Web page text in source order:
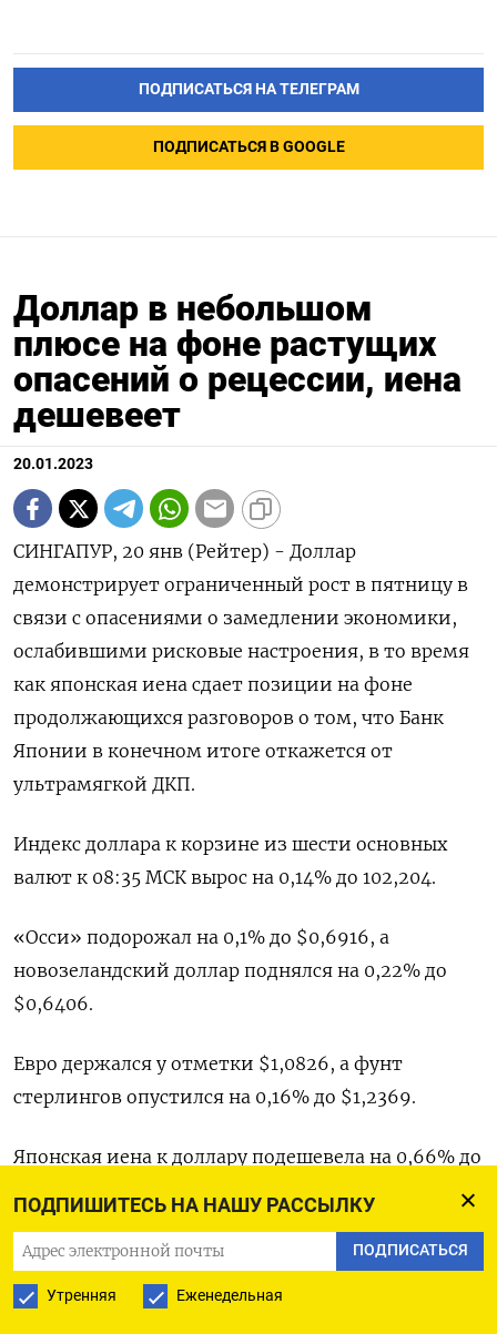
ПОДПИШИТЕСЬ НА НАШУ РАССЫЛКУ
ПОДПИСАТЬСЯ
Утренняя Еженедельная
ПОДПИСАТЬСЯ НА ТЕЛЕГРАМ
ПОДПИСАТЬСЯ В GOOGLE
Доллар в небольшом
плюсе на фоне растущих
опасений о рецессии, иена
дешевеет
20.01.2023
СИНГАПУР, 20 янв (Рейтер) - Доллар
демонстрирует ограниченный рост в пятницу в
связи с опасениями о замедлении экономики,
ослабившими рисковые настроения, в то время
как японская иена сдает позиции на фоне
продолжающихся разговоров о том, что Банк
Японии в конечном итоге откажется от
ультрамягкой ДКП.
Индекс доллара к корзине из шести основных
валют к 08:35 МСК вырос на 0,14% до 102,204​.
«Осси» подорожал на 0,1% до $0,6916​, а
новозеландский доллар поднялся на 0,22% до
$0,6406​.
Евро держался у отметки $1,0826​, а фунт
стерлингов опустился на 0,16% до $1,2369​.
Японская иена к доллару подешевела на 0,66%​ до
Швейцарский франк просел на 0,09% до $0,9169​.
В паре с евро валюта опустилась на 0,08%​ до